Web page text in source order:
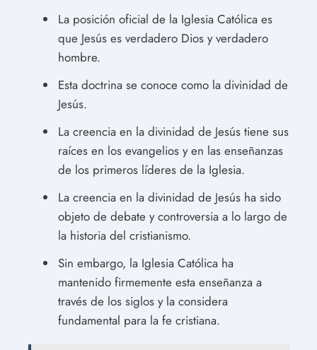
La posición oficial de la Iglesia Católica es
que Jesús es verdadero Dios y verdadero
hombre.
Esta doctrina se conoce como la divinidad de
Jesús.
La creencia en la divinidad de Jesús tiene sus
raíces en los evangelios y en las enseñanzas
de los primeros líderes de la Iglesia.
La creencia en la divinidad de Jesús ha sido
objeto de debate y controversia a lo largo de
la historia del cristianismo.
Sin embargo, la Iglesia Católica ha
mantenido firmemente esta enseñanza a
través de los siglos y la considera
fundamental para la fe cristiana.